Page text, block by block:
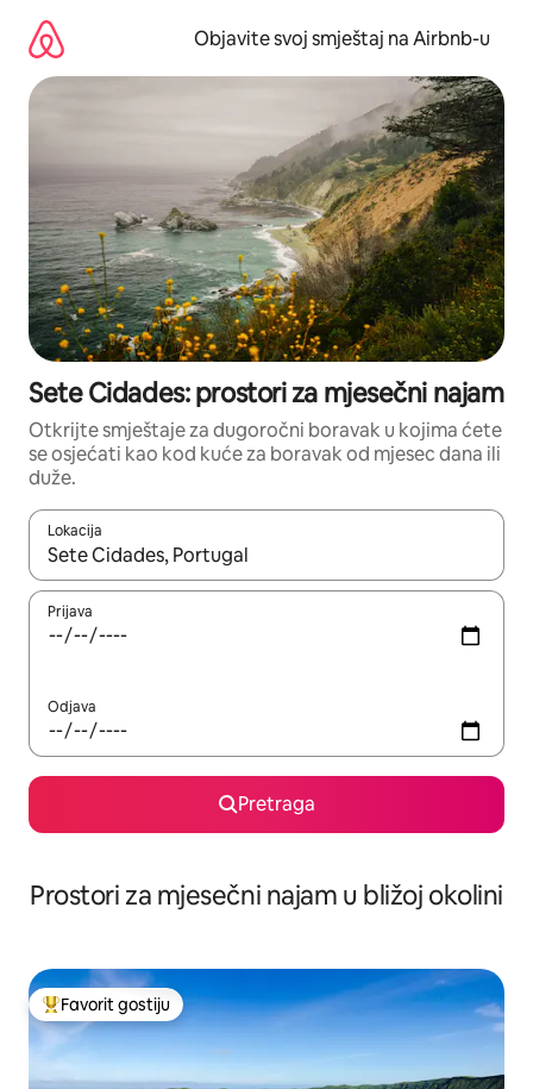
sadržaj
Objavite svoj smještaj na Airbnb-u
Sete Cidades: prostori za mjesečni najam
Otkrijte smještaje za dugoročni boravak u kojima ćete
se osjećati kao kod kuće za boravak od mjesec dana ili
duže.
Lokacija
Kad su rezultati dostupni, možete da se krećete kroz njih
Prijava
Odjava
Pretraga
Prostori za mjesečni najam u bližoj okolini
Glavni favorit gostiju
Favorit gostiju